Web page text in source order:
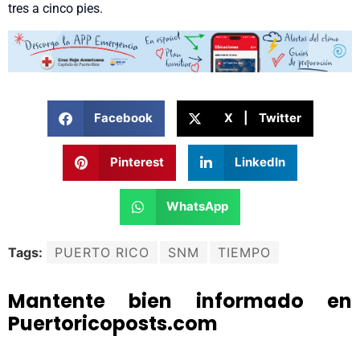
tres a cinco pies.
Facebook X | Twitter
Pinterest LinkedIn
WhatsApp
Tags: PUERTO RICO SNM TIEMPO
Mantente bien informado en
Puertoricoposts.com